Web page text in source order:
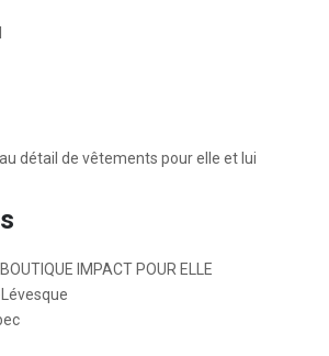
détail de vêtements pour elle et lui
IMPACT POUR ELLE